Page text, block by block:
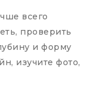
всего
проверить
и форму
изучите фото,